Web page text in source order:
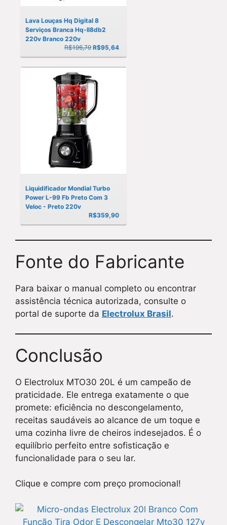
Lava Louças Hq Digital 8
Serviços Branca Hq-ll8db2
220v Branco 220v
R$196,79 R$95,64
Liquidificador Mondial Turbo
Power L-99 Fb Preto Com 3
Veloc - Preto 220v
R$359,90
Fonte do Fabricante
Para baixar o manual completo ou encontrar
assistência técnica autorizada, consulte o
portal de suporte da Electrolux Brasil.
Conclusão
O Electrolux MTO30 20L é um campeão de
praticidade. Ele entrega exatamente o que
promete: eficiência no descongelamento,
receitas saudáveis ao alcance de um toque e
uma cozinha livre de cheiros indesejados. É o
equilíbrio perfeito entre sofisticação e
funcionalidade para o seu lar.
Clique e compre com preço promocional!